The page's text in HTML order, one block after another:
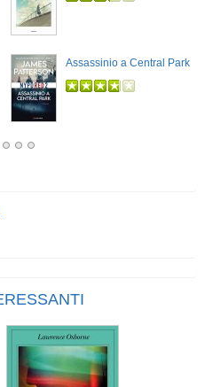
Assassinio a Central Park